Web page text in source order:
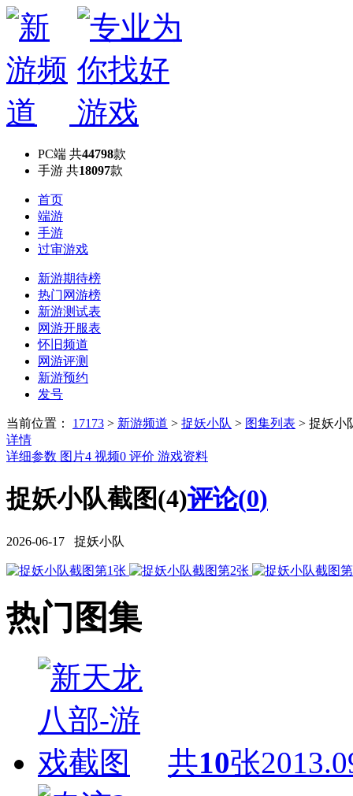
PC端 共44798款
手游 共18097款
首页
端游
手游
过审游戏
新游期待榜
热门网游榜
新游测试表
网游开服表
怀旧频道
网游评测
新游预约
发号
当前位置： 17173 > 新游频道 > 捉妖小队 > 图集列表 > 捉妖小
详情
详细参数 图片4 视频0 评价 游戏资料
捉妖小队截图(4)评论(0)
2026-06-17 捉妖小队
热门图集
共10张